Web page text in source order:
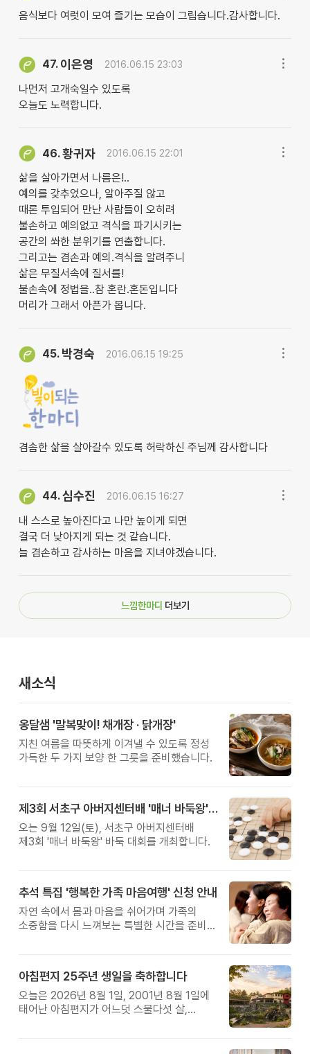
음식보다 여럿이 모여 즐기는 모습이 그립습니다.감사합니다.
47. 이은영 2016.06.15 23:03
나먼저 고개숙일수 있도록
오늘도 노력합니다.
46.황귀자 2016.06.15 22:01
삶을 살아가면서 나름은!..
예의를 갖추었으나, 알아주질 않고
때론 투입되어 만난 사람들이 오히려
불손하고 예의없고 격식을 파기시키는
공간의 쏴한 분위기를 연출합니다.
그리고는 겸손과 예의.격식을 알려주니
삶은 무질서속에 질서를!
불손속에 정법을..참 혼란.혼돈입니다
머리가 그래서 아픈가 봅니다.
45. 박경숙 2016.06.15 19:25
겸솜한 삶을 살아갈수 있도록 허락하신 주님께 감사합니다
44.심수진 2016.06.15 16:27
내 스스로 높아진다고 나만 높이게 되면
결국 더 낮아지게 되는 것 같습니다.
늘 겸손하고 감사하는 마음을 지녀야겠습니다.
느낌한마디 더보기
새소식
옹달샘 '말복맞이! 채개장 · 닭개장'
지친 여름을 따뜻하게 이겨낼 수 있도록 정성
가득한 두 가지 보양 한 그릇을 준비했습니다.
제3회 서초구 아버지센터배 '매너 바둑왕' 대회
오는 9월 12일(토), 서초구 아버지센터배
제3회 '매너 바둑왕' 바둑 대회를 개최합니다.
추석 특집 '행복한 가족 마음여행' 신청 안내
자연 속에서 몸과 마음을 쉬어가며 가족의
소중함을 다시 느껴보는 특별한 시간을 준비해
아침편지 25주년 생일을 축하합니다
오늘은 2026년 8월 1일, 2001년 8월 1일에
태어난 아침편지가 어느덧 스물다섯 살,